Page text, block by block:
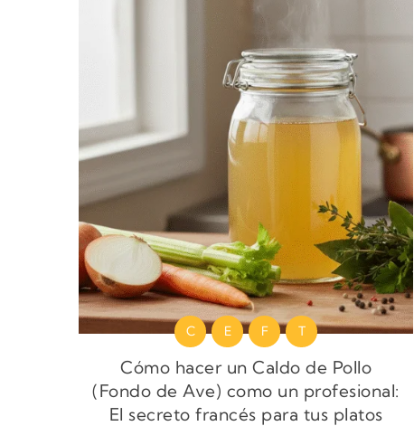
C E F T
Cómo hacer un Caldo de Pollo
(Fondo de Ave) como un profesional:
El secreto francés para tus platos